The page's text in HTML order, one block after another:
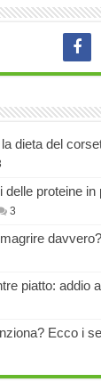
dieta del
delle proteine in
3
davvero?
piatto: addio
Ecco i